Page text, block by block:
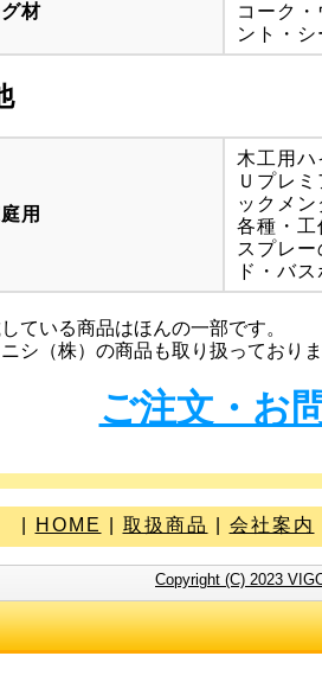
材
コーク
ント・
用
木工用
Ｕプレ
ックメ
各種・
スプレ
ド・バ
ている商品はほんの一部です。
シ（株）の商品も取り扱っており
ご注文・お
HOME 取扱商品 会社案内
Copyright (C) 2023